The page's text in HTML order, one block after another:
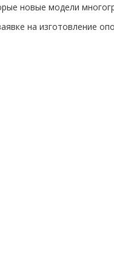
новые модели
на изготовление